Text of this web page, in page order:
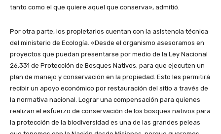
tanto como el que quiere aquel que conserva», admitió.
Por otra parte, los propietarios cuentan con la asistencia técnica
del ministerio de Ecología. «Desde el organismo asesoramos en
proyectos que puedan presentarse por medio de la Ley Nacional
26.331 de Protección de Bosques Nativos, para que ejecuten un
plan de manejo y conservación en la propiedad. Esto les permitirá
recibir un apoyo económico por restauración del sitio a través de
la normativa nacional. Lograr una compensación para quienes
realizan el esfuerzo de conservación de los bosques nativos para
la protección de la biodiversidad es una de las grandes peleas